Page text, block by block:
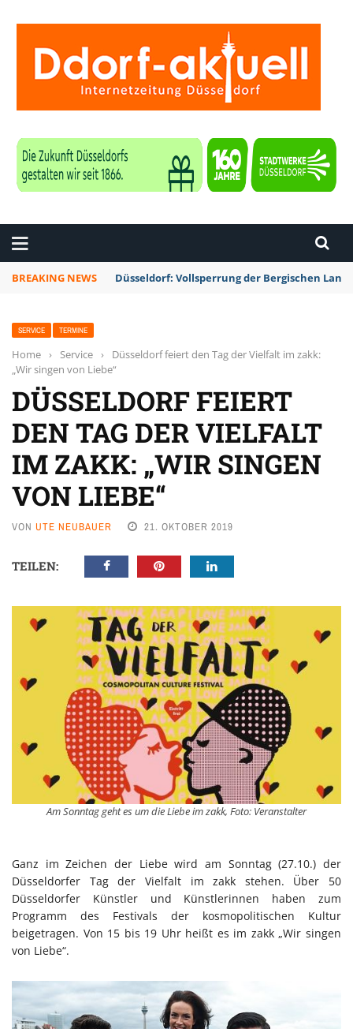
BREAKING NEWS Düsseldorf: Vollsperrung der Bergischen
SERVICE TERMINE
Home › Service ›
Düsseldorf feiert den Tag der Vielfalt im zakk:
„Wir singen von Liebe“
DÜSSELDORF FEIERT
DEN TAG DER VIELFALT
IM ZAKK: „WIR SINGEN
VON LIEBE“
VON UTE NEUBAUER 21. OKTOBER 2019
TEILEN:
Am Sonntag geht es um die Liebe im zakk, Foto: Veranstalter
Ganz im Zeichen der Liebe wird am Sonntag (27.10.) der
Düsseldorfer Tag der Vielfalt im zakk stehen. Über 50
Düsseldorfer Künstler und Künstlerinnen haben zum
Programm des Festivals der kosmopolitischen Kultur
beigetragen. Von 15 bis 19 Uhr heißt es im zakk „Wir singen
von Liebe“.